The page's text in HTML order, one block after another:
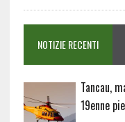
NOTIZIE RECENTI
Tancau,
19enne